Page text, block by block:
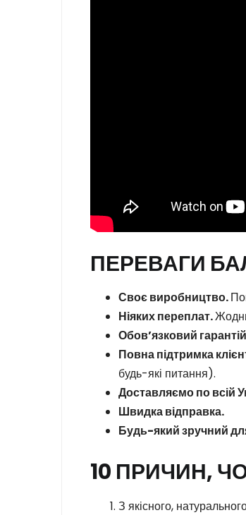
ПЕРЕВАГИ
Своє виробництво.
Ніяких переплат.
Обов’язковий
Повна підтримка
будь-які питання).
Доставляємо по всій
Швидка відправка.
Будь-який зручний
10 ПРИЧИН,
З якісного,